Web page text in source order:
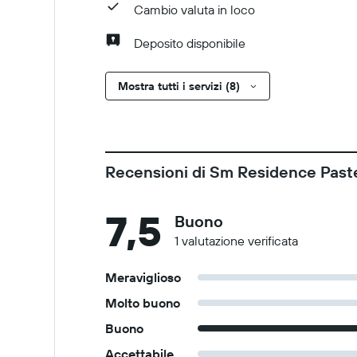
Cambio valuta in loco
Deposito disponibile
Mostra tutti i servizi (8)
Recensioni di Sm Residence
7,5 Buono
1 valutazione verificata
Meraviglioso
Molto buono
Buono
Accettabile